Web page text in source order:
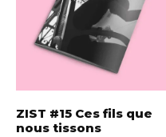
ZIST #15 Ces fils que
nous tissons